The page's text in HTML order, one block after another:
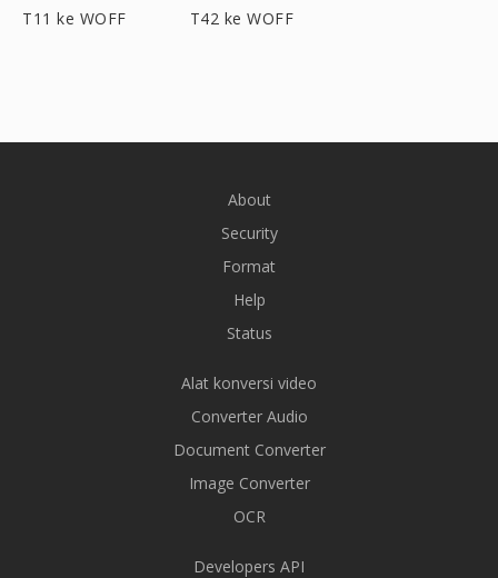
T11 ke WOFF T42 ke WOFF
About
Security
Format
Help
Status
Alat konversi video
Converter Audio
Document Converter
Image Converter
OCR
Developers API